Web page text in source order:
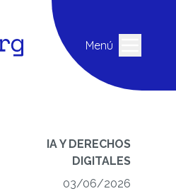
Menú
IA Y DERECHOS
DIGITALES
03/06/2026